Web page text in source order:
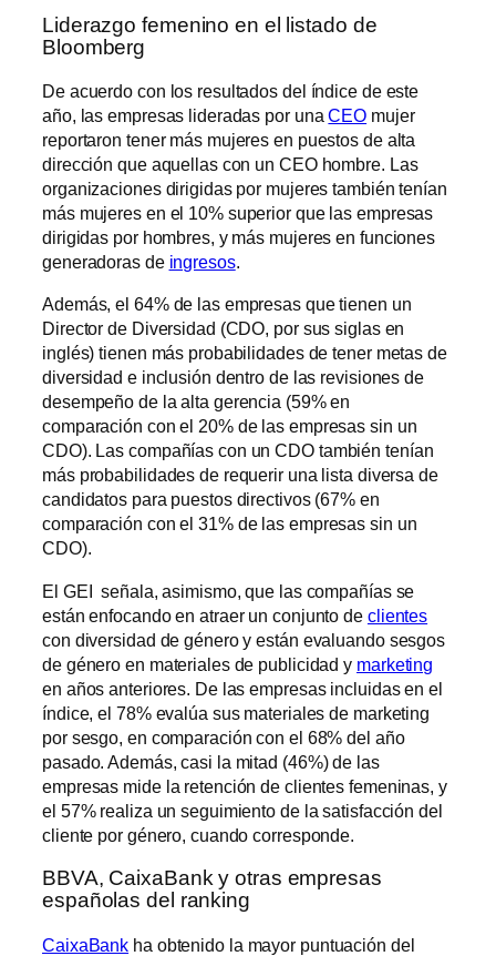
Liderazgo femenino en el listado de
Bloomberg
De acuerdo con los resultados del índice de este
año, las empresas lideradas por unaCEO mujer
reportaron tener más mujeres en puestos de alta
dirección que aquellas con un CEO hombre. Las
organizaciones dirigidas por mujeres también tenían
más mujeres en el 10% superior que las empresas
dirigidas por hombres, y más mujeres en funciones
generadoras de ingresos.
Además, el 64% de las empresas que tienen un
Director de Diversidad (CDO, por sus siglas en
inglés) tienen más probabilidades de tener metas de
diversidad e inclusión dentro de las revisiones de
desempeño de la alta gerencia (59% en
comparación con el 20% de las empresas sin un
CDO). Las compañías con un CDO también tenían
más probabilidades de requerir una lista diversa de
candidatos para puestos directivos (67% en
comparación con el 31% de las empresas sin un
CDO).
El GEI señala, asimismo, que las compañías se
están enfocando en atraer un conjunto de clientes
con diversidad de género y están evaluando sesgos
de género en materiales de publicidad y marketing
en años anteriores. De las empresas incluidas en el
índice, el 78% evalúa sus materiales de marketing
por sesgo, en comparación con el 68% del año
pasado. Además, casi la mitad (46%) de las
empresas mide la retención de clientes femeninas, y
el 57% realiza un seguimiento de la satisfacción del
cliente por género, cuando corresponde.
BBVA, CaixaBank y otras empresas
españolas del ranking
CaixaBank ha obtenido la mayor puntuación del